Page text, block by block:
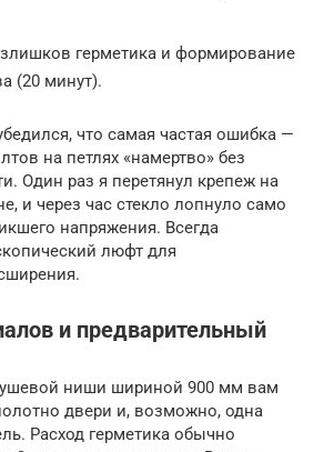
герметика и формирование
(20 минут).
что самая частая ошибка —
на петлях «намертво» без
Один раз я перетянул крепеж на
и через час стекло лопнуло само
напряжения. Всегда
люфт для
и предварительный
ниши шириной 900 мм вам
двери и, возможно, одна
Расход герметика обычно